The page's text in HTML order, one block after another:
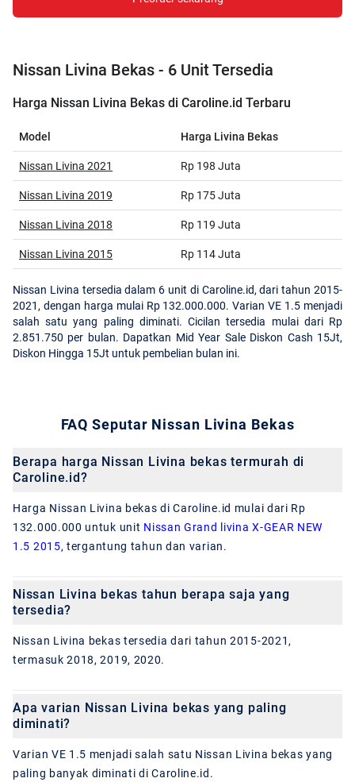
Nissan Livina Bekas - 6 Unit Tersedia
Harga Nissan Livina Bekas di Caroline.id Terbaru
Model Harga Livina Bekas
Nissan Livina 2021 Rp 198 Juta
Nissan Livina 2019 Rp 175 Juta
Nissan Livina 2018 Rp 119 Juta
Nissan Livina 2015 Rp 114 Juta
Nissan Livina tersedia dalam 6 unit di Caroline.id, dari tahun 2015-
2021, dengan harga mulai Rp 132.000.000. Varian VE 1.5 menjadi
salah satu yang paling diminati. Cicilan tersedia mulai dari Rp
2.851.750 per bulan. Dapatkan Mid Year Sale Diskon Cash 15Jt,
Diskon Hingga 15Jt untuk pembelian bulan ini.
FAQ Seputar Nissan Livina Bekas
Berapa harga Nissan Livina bekas termurah di
Caroline.id?
Harga Nissan Livina bekas di Caroline.id mulai dari Rp
132.000.000 untuk unit Nissan Grand livina X-GEAR NEW
1.5 2015, tergantung tahun dan varian.
Nissan Livina bekas tahun berapa saja yang
tersedia?
Nissan Livina bekas tersedia dari tahun 2015-2021,
termasuk 2018, 2019, 2020.
Apa varian Nissan Livina bekas yang paling
diminati?
Varian VE 1.5 menjadi salah satu Nissan Livina bekas yang
paling banyak diminati di Caroline.id.